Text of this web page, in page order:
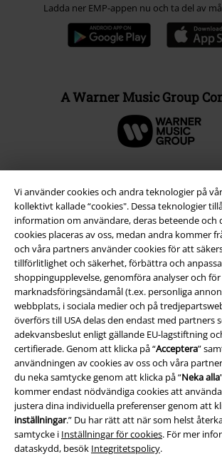
Vi använder cookies och andra teknologier på
kollektivt kallade “cookies". Dessa teknologier
information om användare, deras beteende och
cookies placeras av oss, medan andra kommer
och våra partners använder cookies för att
tillförlitlighet och säkerhet, förbättra och
shoppingupplevelse, genomföra analyser och för
marknadsföringsändamål (t.ex. personliga
webbplats, i sociala medier och på
överförs till USA delas den endast med partners
adekvansbeslut enligt gällande EU-lagstiftning
certifierade. Genom att klicka på “Acceptera”
användningen av cookies av oss och våra
du neka samtycke genom att klicka på “Neka alla
kommer endast nödvändiga cookies att
justera dina individuella preferenser genom att
inställningar.” Du har rätt att när som helst
samtycke i Inställningar för cookies. För mer
dataskydd, besök Integritetspolicy.
Ladda ner EMP-appen nu och ta del av
A Warner Music Group
Juridisk information/Villkor
Villkor
Om oss
Ladda ner villkoren
Avfallshantering och miljöskydd
Försäkran om överensstämmelse